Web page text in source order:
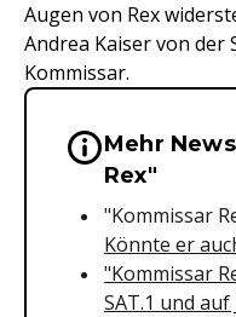
Augen von Rex
Andrea Kaiser von der
Kommissar.
Wichtige
Mehr
Rex"
"Kommissar
Könnte er
"Kommissar
SAT.1 und